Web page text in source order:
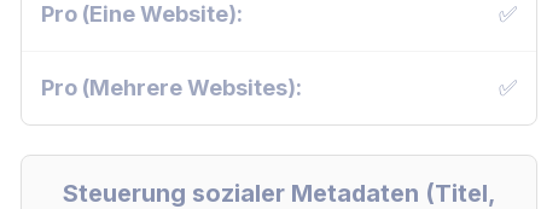
✅
✅
Steuerung sozialer Metadaten (Titel,